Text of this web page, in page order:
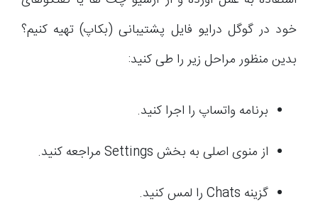
خود در گوگل درایو فایل پشتیبانی (بکاپ) تهیه کنیم؟
بدین منظور مراحل زیر را طی کنید:
برنامه واتساپ را اجرا کنید.
از منوی اصلی به بخش Settings مراجعه کنید.
گزینه Chats را لمس کنید.